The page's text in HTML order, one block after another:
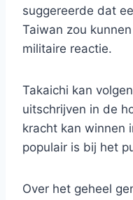
suggereerde dat
Taiwan zou
militaire reactie.
Takaichi kan
uitschrijven in de
kracht kan winnen
populair is bij het
Over het geheel